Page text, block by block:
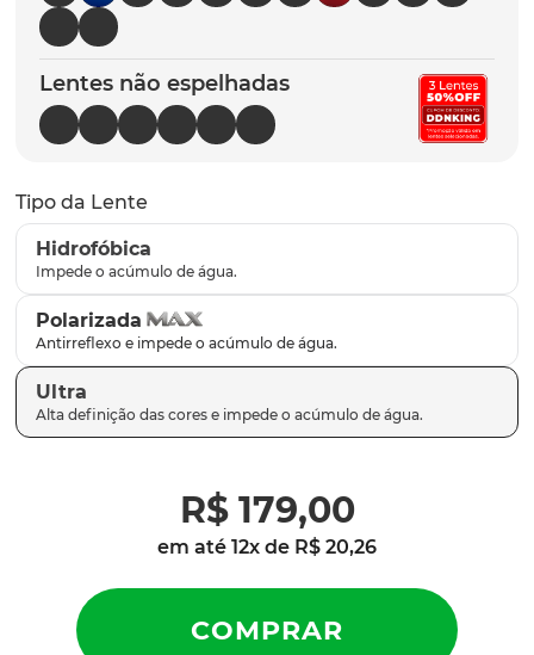
Lentes não espelhadas
Tipo da Lente
Hidrofóbica
Polarizada
Ultra
R$ 179,00
em até 12x de R$ 20,26
6º t-shock
7º latch
8º gasket
9º parafusos